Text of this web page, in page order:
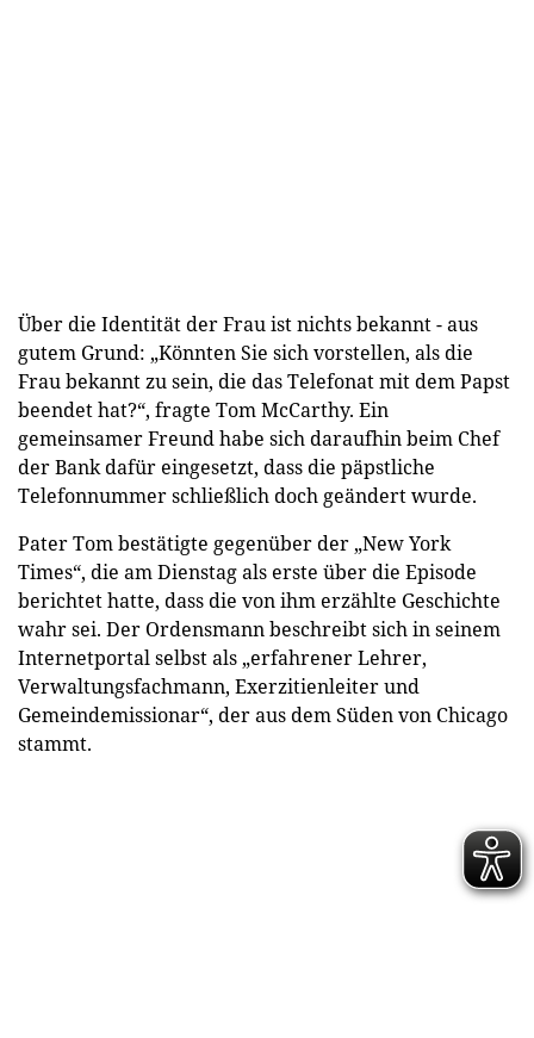
Über die Identität der Frau ist nichts bekannt - aus
gutem Grund: „Könnten Sie sich vorstellen, als die
Frau bekannt zu sein, die das Telefonat mit dem Papst
beendet hat?“, fragte Tom McCarthy. Ein
gemeinsamer Freund habe sich daraufhin beim Chef
der Bank dafür eingesetzt, dass die päpstliche
Telefonnummer schließlich doch geändert wurde.
Pater Tom bestätigte gegenüber der „New York
Times“, die am Dienstag als erste über die Episode
berichtet hatte, dass die von ihm erzählte Geschichte
wahr sei. Der Ordensmann beschreibt sich in seinem
Internetportal selbst als „erfahrener Lehrer,
Verwaltungsfachmann, Exerzitienleiter und
Gemeindemissionar“, der aus dem Süden von Chicago
stammt.